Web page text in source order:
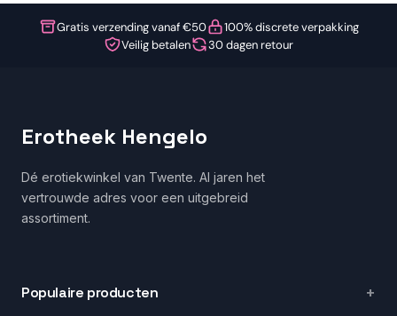
Gratis verzending vanaf €50
100% discrete verpakking
Veilig betalen
30 dagen retour
Erotheek Hengelo
Dé erotiekwinkel van Twente. Al jaren het
vertrouwde adres voor een uitgebreid
assortiment.
Populaire producten